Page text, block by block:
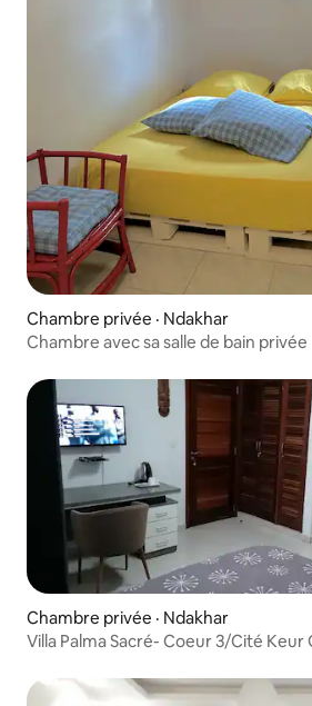
Chambre privée · Ndakhar
Chambre avec sa salle de bain privée
Chambre privée · Ndakhar
Villa Palma Sacré- Coeur 3/Cité